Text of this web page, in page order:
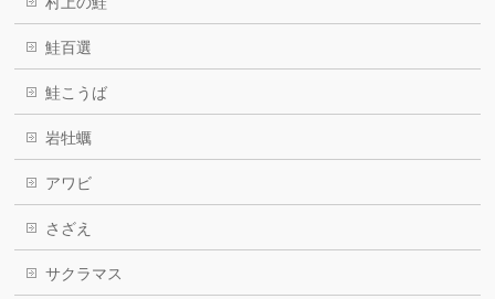
鮭百選
鮭こうば
岩牡蠣
アワビ
さざえ
サクラマス